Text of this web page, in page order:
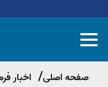
صفحه اصلی
اخبار